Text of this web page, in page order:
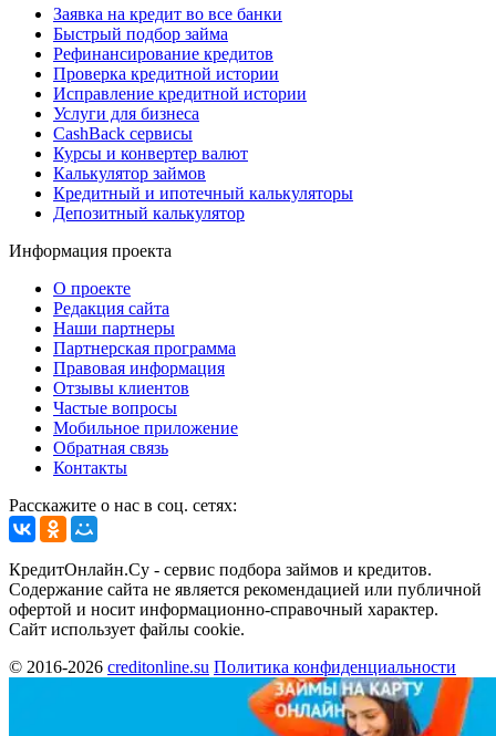
Заявка на кредит во все банки
Быстрый подбор займа
Рефинансирование кредитов
Проверка кредитной истории
Исправление кредитной истории
Услуги для бизнеса
CashBack сервисы
Курсы и конвертер валют
Калькулятор займов
Кредитный и ипотечный калькуляторы
Депозитный калькулятор
Информация проекта
О проекте
Редакция сайта
Наши партнеры
Партнерская программа
Правовая информация
Отзывы клиентов
Частые вопросы
Мобильное приложение
Обратная связь
Контакты
Расскажите о нас в соц. сетях:
КредитОнлайн.Су - сервис подбора займов и кредитов.
Содержание сайта не является рекомендацией или публичной
офертой и носит информационно-справочный характер.
Сайт использует файлы cookie.
© 2016-2026 creditonline.su Политика конфиденциальности